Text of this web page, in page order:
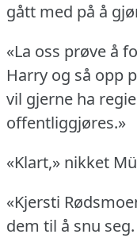
gått med på å
«La oss prøve å
Harry og så opp
vil gjerne ha
offentliggjøres.»
«Klart,» nikket
«Kjersti
dem til å snu seg.